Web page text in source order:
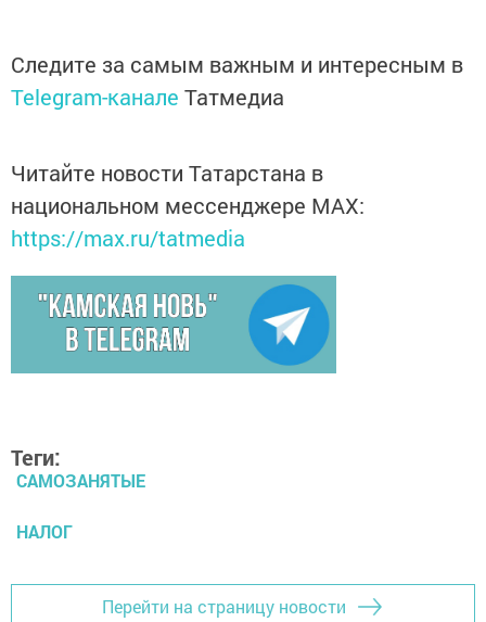
Следите за самым важным и интересным в
Telegram-канале Татмедиа
Читайте новости Татарстана в
национальном мессенджере MАХ:
https://max.ru/tatmedia
Теги:
САМОЗАНЯТЫЕ
НАЛОГ
Перейти на страницу новости